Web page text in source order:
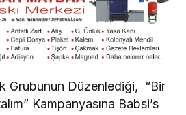
Grubunun Düzenlediği, “Bir
Kampanyasına Babsi’s